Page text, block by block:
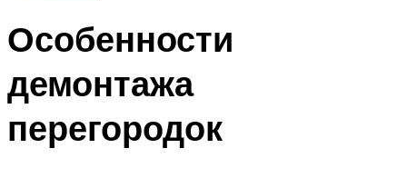
Особенности
демонтажа
перегородок